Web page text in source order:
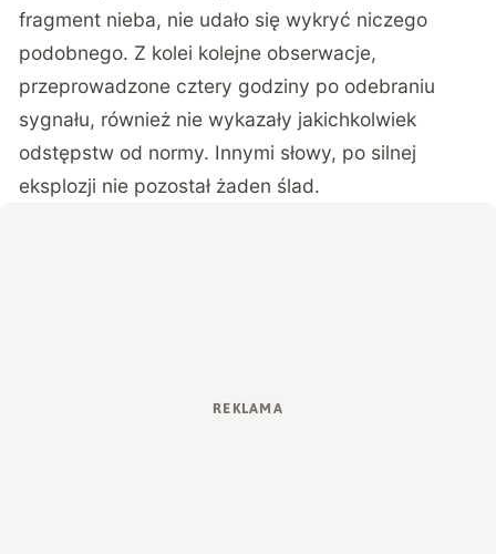
fragment nieba, nie udało się wykryć niczego
podobnego. Z kolei kolejne obserwacje,
przeprowadzone cztery godziny po odebraniu
sygnału, również nie wykazały jakichkolwiek
odstępstw od normy. Innymi słowy, po silnej
eksplozji nie pozostał żaden ślad.